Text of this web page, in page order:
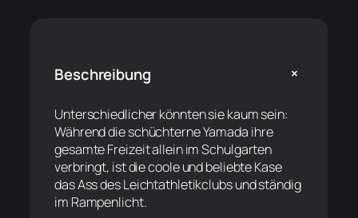
Beschreibung +
Unterschiedlicher könnten sie kaum sein:
Während die schüchterne Yamada ihre
gesamte Freizeit allein im Schulgarten
verbringt, ist die coole und beliebte Kase
das Ass des Leichtathletikclubs und ständig
im Rampenlicht.